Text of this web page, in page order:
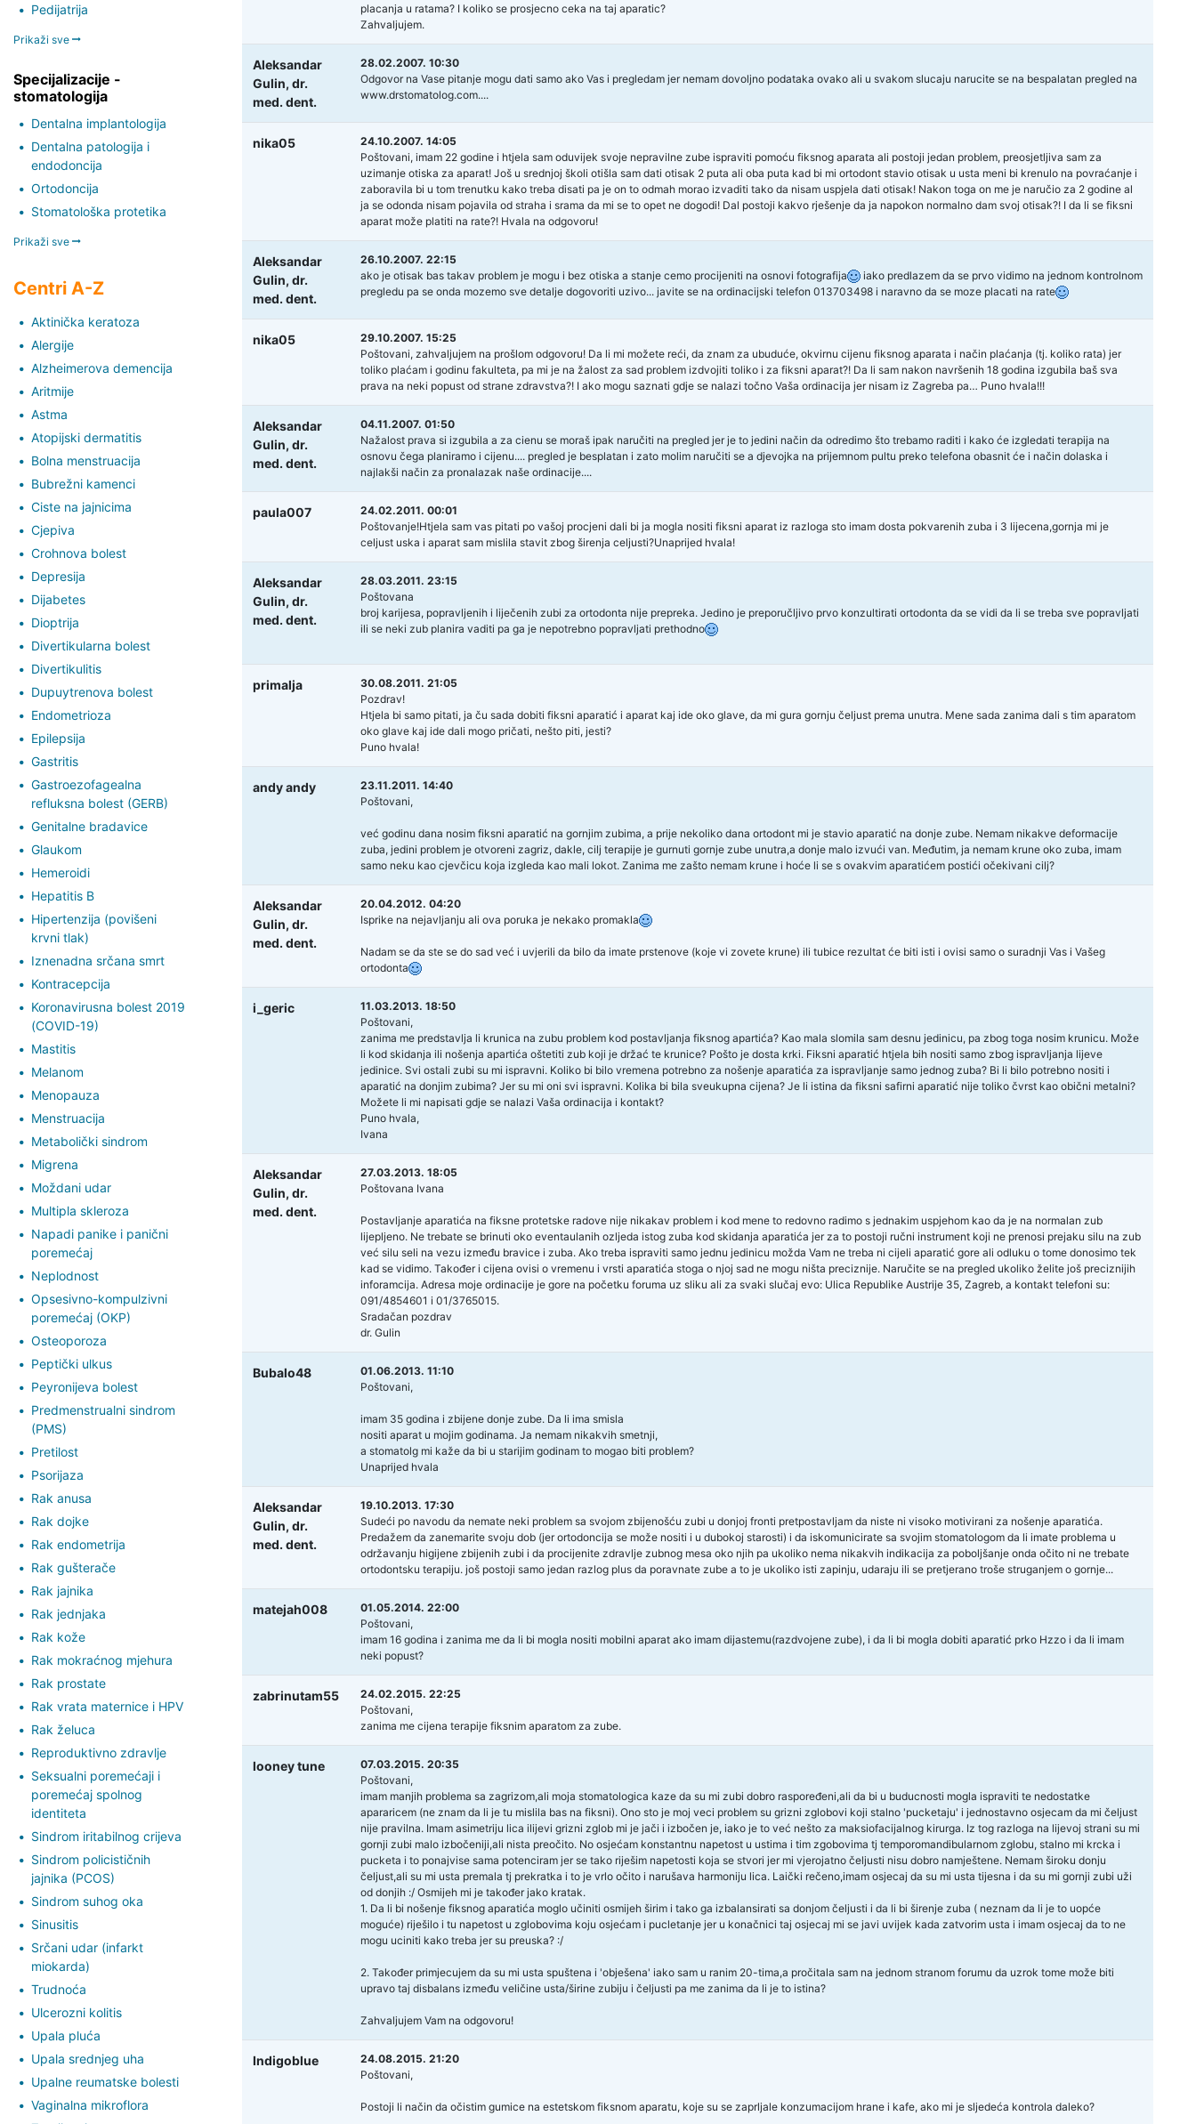
Pedijatrija
Prikaži sve
Specijalizacije -
stomatologija
Dentalna implantologija
Dentalna patologija i
endodoncija
Ortodoncija
Stomatološka protetika
Prikaži sve
Centri A-Z
Aktinička keratoza
Alergije
Alzheimerova demencija
Aritmije
Astma
Atopijski dermatitis
Bolna menstruacija
Bubrežni kamenci
Ciste na jajnicima
Cjepiva
Crohnova bolest
Depresija
Dijabetes
Dioptrija
Divertikularna bolest
Divertikulitis
Dupuytrenova bolest
Endometrioza
Epilepsija
Gastritis
Gastroezofagealna
refluksna bolest (GERB)
Genitalne bradavice
Glaukom
Hemeroidi
Hepatitis B
Hipertenzija (povišeni
krvni tlak)
Iznenadna srčana smrt
Kontracepcija
Koronavirusna bolest 2019
(COVID-19)
Mastitis
Melanom
Menopauza
Menstruacija
Metabolički sindrom
Migrena
Moždani udar
Multipla skleroza
Napadi panike i panični
poremećaj
Neplodnost
Opsesivno-kompulzivni
poremećaj (OKP)
Osteoporoza
Peptički ulkus
Peyronijeva bolest
Predmenstrualni sindrom
(PMS)
Pretilost
Psorijaza
Rak anusa
Rak dojke
Rak endometrija
Rak gušterače
Rak jajnika
Rak jednjaka
Rak kože
Rak mokraćnog mjehura
Rak prostate
Rak vrata maternice i HPV
Rak želuca
Reproduktivno zdravlje
Seksualni poremećaji i
poremećaj spolnog
identiteta
Sindrom iritabilnog crijeva
Sindrom policističnih
jajnika (PCOS)
Sindrom suhog oka
Sinusitis
Srčani udar (infarkt
miokarda)
Trudnoća
Ulcerozni kolitis
Upala pluća
Upala srednjeg uha
Upalne reumatske bolesti
Vaginalna mikroflora
placanja u ratama? I koliko se prosjecno ceka na taj aparatic?
Zahvaljujem.
Aleksandar
Gulin, dr.
med. dent.
28.02.2007. 10:30
Odgovor na Vase pitanje mogu dati samo ako Vas i pregledam jer nemam dovoljno podataka ovako ali u svakom slucaju narucite se na bespalatan pregled na
www.drstomatolog.com....
nika05
24.10.2007. 14:05
Poštovani, imam 22 godine i htjela sam oduvijek svoje nepravilne zube ispraviti pomoću fiksnog aparata ali postoji jedan problem, preosjetljiva sam za
uzimanje otiska za aparat! Još u srednjoj školi otišla sam dati otisak 2 puta ali oba puta kad bi mi ortodont stavio otisak u usta meni bi krenulo na povraćanje i
zaboravila bi u tom trenutku kako treba disati pa je on to odmah morao izvaditi tako da nisam uspjela dati otisak! Nakon toga on me je naručio za 2 godine al
ja se odonda nisam pojavila od straha i srama da mi se to opet ne dogodi! Dal postoji kakvo rješenje da ja napokon normalno dam svoj otisak?! I da li se fiksni
aparat može platiti na rate?! Hvala na odgovoru!
Aleksandar
Gulin, dr.
med. dent.
26.10.2007. 22:15
ako je otisak bas takav problem je mogu i bez otiska a stanje cemo procijeniti na osnovi fotografija
iako predlazem da se prvo vidimo na jednom kontrolnom
pregledu pa se onda mozemo sve detalje dogovoriti uzivo... javite se na ordinacijski telefon 013703498 i naravno da se moze placati na rate
nika05
29.10.2007. 15:25
Poštovani, zahvaljujem na prošlom odgovoru! Da li mi možete reći, da znam za ubuduće, okvirnu cijenu fiksnog aparata i način plaćanja (tj. koliko rata) jer
toliko plaćam i godinu fakulteta, pa mi je na žalost za sad problem izdvojiti toliko i za fiksni aparat?! Da li sam nakon navršenih 18 godina izgubila baš sva
prava na neki popust od strane zdravstva?! I ako mogu saznati gdje se nalazi točno Vaša ordinacija jer nisam iz Zagreba pa… Puno hvala!!!
Aleksandar
Gulin, dr.
med. dent.
04.11.2007. 01:50
Nažalost prava si izgubila a za cienu se moraš ipak naručiti na pregled jer je to jedini način da odredimo što trebamo raditi i kako će izgledati terapija na
osnovu čega planiramo i cijenu.... pregled je besplatan i zato molim naručiti se a djevojka na prijemnom pultu preko telefona obasnit će i način dolaska i
najlakši način za pronalazak naše ordinacije....
paula007
24.02.2011. 00:01
Poštovanje!Htjela sam vas pitati po vašoj procjeni dali bi ja mogla nositi fiksni aparat iz razloga sto imam dosta pokvarenih zuba i 3 lijecena,gornja mi je
celjust uska i aparat sam mislila stavit zbog širenja celjusti?Unaprijed hvala!
Aleksandar
Gulin, dr.
med. dent.
28.03.2011. 23:15
Poštovana
broj karijesa, popravljenih i liječenih zubi za ortodonta nije prepreka. Jedino je preporučljivo prvo konzultirati ortodonta da se vidi da li se treba sve popravljati
ili se neki zub planira vaditi pa ga je nepotrebno popravljati prethodno
primalja
30.08.2011. 21:05
Pozdrav!
Htjela bi samo pitati, ja ču sada dobiti fiksni aparatić i aparat kaj ide oko glave, da mi gura gornju čeljust prema unutra. Mene sada zanima dali s tim aparatom
oko glave kaj ide dali mogo pričati, nešto piti, jesti?
Puno hvala!
andy andy
23.11.2011. 14:40
Poštovani,
već godinu dana nosim fiksni aparatić na gornjim zubima, a prije nekoliko dana ortodont mi je stavio aparatić na donje zube. Nemam nikakve deformacije
zuba, jedini problem je otvoreni zagriz, dakle, cilj terapije je gurnuti gornje zube unutra,a donje malo izvući van. Međutim, ja nemam krune oko zuba, imam
samo neku kao cjevčicu koja izgleda kao mali lokot. Zanima me zašto nemam krune i hoće li se s ovakvim aparatićem postići očekivani cilj?
Aleksandar
Gulin, dr.
med. dent.
20.04.2012. 04:20
Isprike na nejavljanju ali ova poruka je nekako promakla
Nadam se da ste se do sad već i uvjerili da bilo da imate prstenove (koje vi zovete krune) ili tubice rezultat će biti isti i ovisi samo o suradnji Vas i Vašeg
ortodonta
i_geric
11.03.2013. 18:50
Poštovani,
zanima me predstavlja li krunica na zubu problem kod postavljanja fiksnog apartića? Kao mala slomila sam desnu jedinicu, pa zbog toga nosim krunicu. Može
li kod skidanja ili nošenja apartića oštetiti zub koji je držać te krunice? Pošto je dosta krki. Fiksni aparatić htjela bih nositi samo zbog ispravljanja lijeve
jedinice. Svi ostali zubi su mi ispravni. Koliko bi bilo vremena potrebno za nošenje aparatića za ispravljanje samo jednog zuba? Bi li bilo potrebno nositi i
aparatić na donjim zubima? Jer su mi oni svi ispravni. Kolika bi bila sveukupna cijena? Je li istina da fiksni safirni aparatić nije toliko čvrst kao obični metalni?
Možete li mi napisati gdje se nalazi Vaša ordinacija i kontakt?
Puno hvala,
Ivana
Aleksandar
Gulin, dr.
med. dent.
27.03.2013. 18:05
Poštovana Ivana
Postavljanje aparatića na fiksne protetske radove nije nikakav problem i kod mene to redovno radimo s jednakim uspjehom kao da je na normalan zub
lijepljeno. Ne trebate se brinuti oko eventaulanih ozljeda istog zuba kod skidanja aparatića jer za to postoji ručni instrument koji ne prenosi prejaku silu na zub
već silu seli na vezu između bravice i zuba. Ako treba ispraviti samo jednu jedinicu možda Vam ne treba ni cijeli aparatić gore ali odluku o tome donosimo tek
kad se vidimo. Također i cijena ovisi o vremenu i vrsti aparatića stoga o njoj sad ne mogu ništa preciznije. Naručite se na pregled ukoliko želite još preciznijih
inforamcija. Adresa moje ordinacije je gore na početku foruma uz sliku ali za svaki slučaj evo: Ulica Republike Austrije 35, Zagreb, a kontakt telefoni su:
091/4854601 i 01/3765015.
Sradačan pozdrav
dr. Gulin
Bubalo48
01.06.2013. 11:10
Poštovani,
imam 35 godina i zbijene donje zube. Da li ima smisla
nositi aparat u mojim godinama. Ja nemam nikakvih smetnji,
a stomatolg mi kaže da bi u starijim godinam to mogao biti problem?
Unaprijed hvala
Aleksandar
Gulin, dr.
med. dent.
19.10.2013. 17:30
Sudeći po navodu da nemate neki problem sa svojom zbijenošću zubi u donjoj fronti pretpostavljam da niste ni visoko motivirani za nošenje aparatića.
Predažem da zanemarite svoju dob (jer ortodoncija se može nositi i u dubokoj starosti) i da iskomunicirate sa svojim stomatologom da li imate problema u
održavanju higijene zbijenih zubi i da procijenite zdravlje zubnog mesa oko njih pa ukoliko nema nikakvih indikacija za poboljšanje onda očito ni ne trebate
ortodontsku terapiju. još postoji samo jedan razlog plus da poravnate zube a to je ukoliko isti zapinju, udaraju ili se pretjerano troše struganjem o gornje...
matejah008
01.05.2014. 22:00
Poštovani,
imam 16 godina i zanima me da li bi mogla nositi mobilni aparat ako imam dijastemu(razdvojene zube), i da li bi mogla dobiti aparatić prko Hzzo i da li imam
neki popust?
zabrinutam55
24.02.2015. 22:25
Poštovani,
zanima me cijena terapije fiksnim aparatom za zube.
looney tune
07.03.2015. 20:35
Poštovani,
imam manjih problema sa zagrizom,ali moja stomatologica kaze da su mi zubi dobro raspoređeni,ali da bi u buducnosti mogla ispraviti te nedostatke
apararicem (ne znam da li je tu mislila bas na fiksni). Ono sto je moj veci problem su grizni zglobovi koji stalno 'pucketaju' i jednostavno osjecam da mi čeljust
nije pravilna. Imam asimetriju lica ilijevi grizni zglob mi je jači i izbočen je, iako je to već nešto za maksiofacijalnog kirurga. Iz tog razloga na lijevoj strani su mi
gornji zubi malo izbočeniji,ali nista preočito. No osjećam konstantnu napetost u ustima i tim zgobovima tj temporomandibularnom zglobu, stalno mi krcka i
pucketa i to ponajvise sama potenciram jer se tako riješim napetosti koja se stvori jer mi vjerojatno čeljusti nisu dobro namještene. Nemam široku donju
čeljust,ali su mi usta premala tj prekratka i to je vrlo očito i narušava harmoniju lica. Laički rečeno,imam osjecaj da su mi usta tijesna i da su mi gornji zubi uži
od donjih :/ Osmijeh mi je također jako kratak.
1. Da li bi nošenje fiksnog aparatića moglo učiniti osmijeh širim i tako ga izbalansirati sa donjom čeljusti i da li bi širenje zuba ( neznam da li je to uopće
moguće) riješilo i tu napetost u zglobovima koju osjećam i pucletanje jer u konačnici taj osjecaj mi se javi uvijek kada zatvorim usta i imam osjecaj da to ne
mogu uciniti kako treba jer su preuska? :/
2. Također primjecujem da su mi usta spuštena i 'obješena' iako sam u ranim 20-tima,a pročitala sam na jednom stranom forumu da uzrok tome može biti
upravo taj disbalans između veličine usta/širine zubiju i čeljusti pa me zanima da li je to istina?
Zahvaljujem Vam na odgovoru!
Indigoblue
24.08.2015. 21:20
Poštovani,
Postoji li način da očistim gumice na estetskom fiksnom aparatu, koje su se zaprljale konzumacijom hrane i kafe, ako mi je sljedeća kontrola daleko?